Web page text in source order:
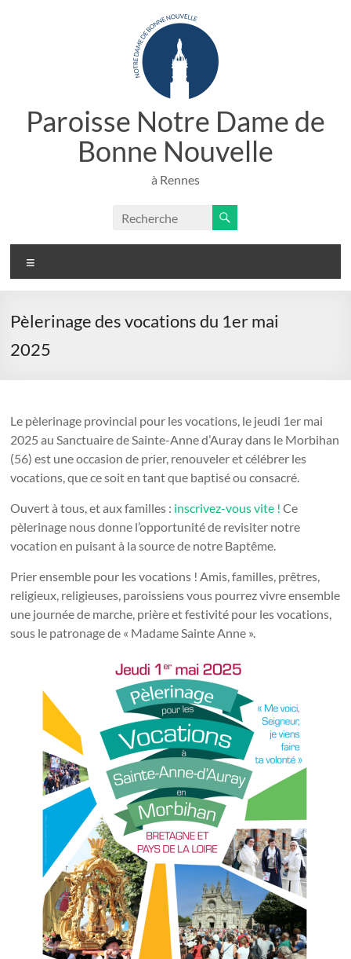
Paroisse Notre Dame de
Bonne Nouvelle
à Rennes
Pèlerinage des vocations du 1er mai
2025­
Le pèlerinage provincial pour les vocations, le jeudi 1er mai
2025 au Sanctuaire de Sainte-Anne d’Auray dans le Morbihan
(56) est une occasion de prier, renouveler et célébrer les
vocations, que ce soit en tant que baptisé ou consacré.
Ouvert à tous, et aux familles : inscrivez-vous vite ! Ce
pèlerinage nous donne l’opportunité de revisiter notre
vocation en puisant à la source de notre Baptême.
Prier ensemble pour les vocations ! Amis, familles, prêtres,
religieux, religieuses, paroissiens vous pourrez vivre ensemble
une journée de marche, prière et festivité pour les vocations,
sous le patronage de « Madame Sainte Anne ».